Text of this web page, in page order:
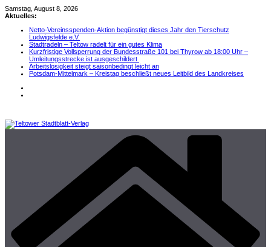
Zum
Inhalt
Samstag, August 8, 2026
Aktuelles:
Netto-Vereinsspenden-Aktion begünstigt dieses Jahr den Tierschutz
Ludwigsfelde e.V.
Stadtradeln – Teltow radelt für ein gutes Klima
Kurzfristige Vollsperrung der Bundesstraße 101 bei Thyrow ab 18:00 Uhr –
Umleitungsstrecke ist ausgeschildert
Arbeitslosigkeit steigt saisonbedingt leicht an
Potsdam-Mittelmark – Kreistag beschließt neues Leitbild des Landkreises